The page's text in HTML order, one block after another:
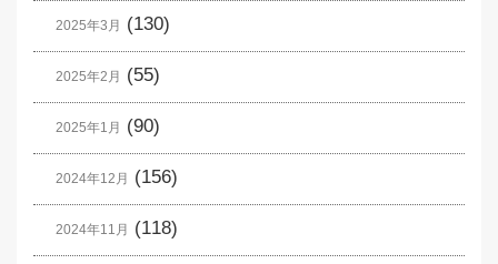
2025年3月 (130)
2025年2月 (55)
2025年1月 (90)
2024年12月 (156)
2024年11月 (118)